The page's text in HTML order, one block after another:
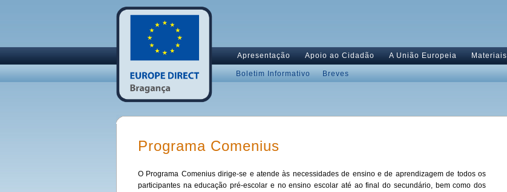
Apresentação Apoio ao Cidadão A União Europeia Materiais
Boletim Informativo Breves
Programa Comenius
O Programa Comenius dirige-se e atende às necessidades de ensino e de aprendizagem de todos os
participantes na educação pré-escolar e no ensino escolar até ao final do secundário, bem como dos